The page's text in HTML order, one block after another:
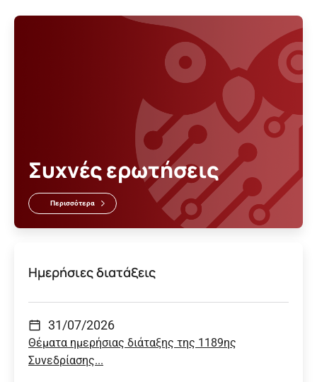
Συχνές ερωτήσεις
Περισσότερα
Ημερήσιες διατάξεις
31/07/2026
Θέματα ημερήσιας διάταξης της 1189ης
Συνεδρίασης...